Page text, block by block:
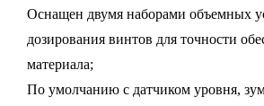
Оснащен двумя наборами объемных
дозирования винтов для точности
материала;
По умолчанию с датчиком уровня,